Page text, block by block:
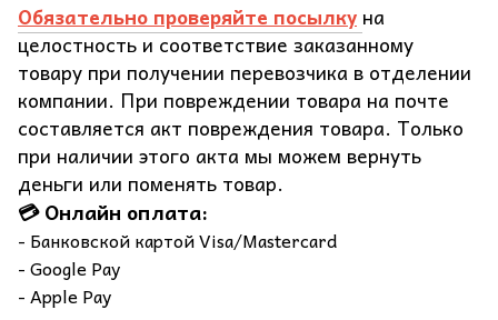
Обязательно проверяйте посылку на
целостность и соответствие заказанному
товару при получении перевозчика в отделении
компании. При повреждении товара на почте
составляется акт повреждения товара. Только
при наличии этого акта мы можем вернуть
деньги или поменять товар.
💳 Онлайн оплата:
- Банковской картой Visa/Mastercard
- Google Pay
- Apple Pay